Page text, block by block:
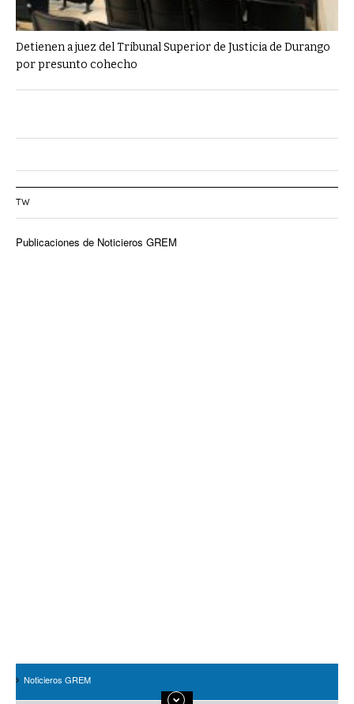
Detienen a juez del Tribunal Superior de Justicia de Durango
por presunto cohecho
TW
Publicaciones de Noticieros GREM
Noticieros GREM